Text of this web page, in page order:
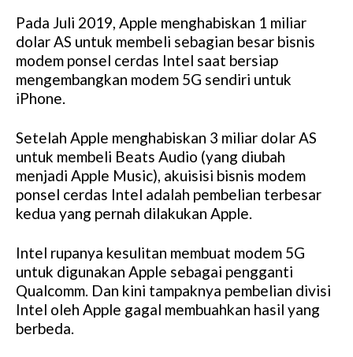
Pada Juli 2019, Apple menghabiskan 1 miliar
dolar AS untuk membeli sebagian besar bisnis
modem ponsel cerdas Intel saat bersiap
mengembangkan modem 5G sendiri untuk
iPhone.
Setelah Apple menghabiskan 3 miliar dolar AS
untuk membeli Beats Audio (yang diubah
menjadi Apple Music), akuisisi bisnis modem
ponsel cerdas Intel adalah pembelian terbesar
kedua yang pernah dilakukan Apple.
Intel rupanya kesulitan membuat modem 5G
untuk digunakan Apple sebagai pengganti
Qualcomm. Dan kini tampaknya pembelian divisi
Intel oleh Apple gagal membuahkan hasil yang
berbeda.